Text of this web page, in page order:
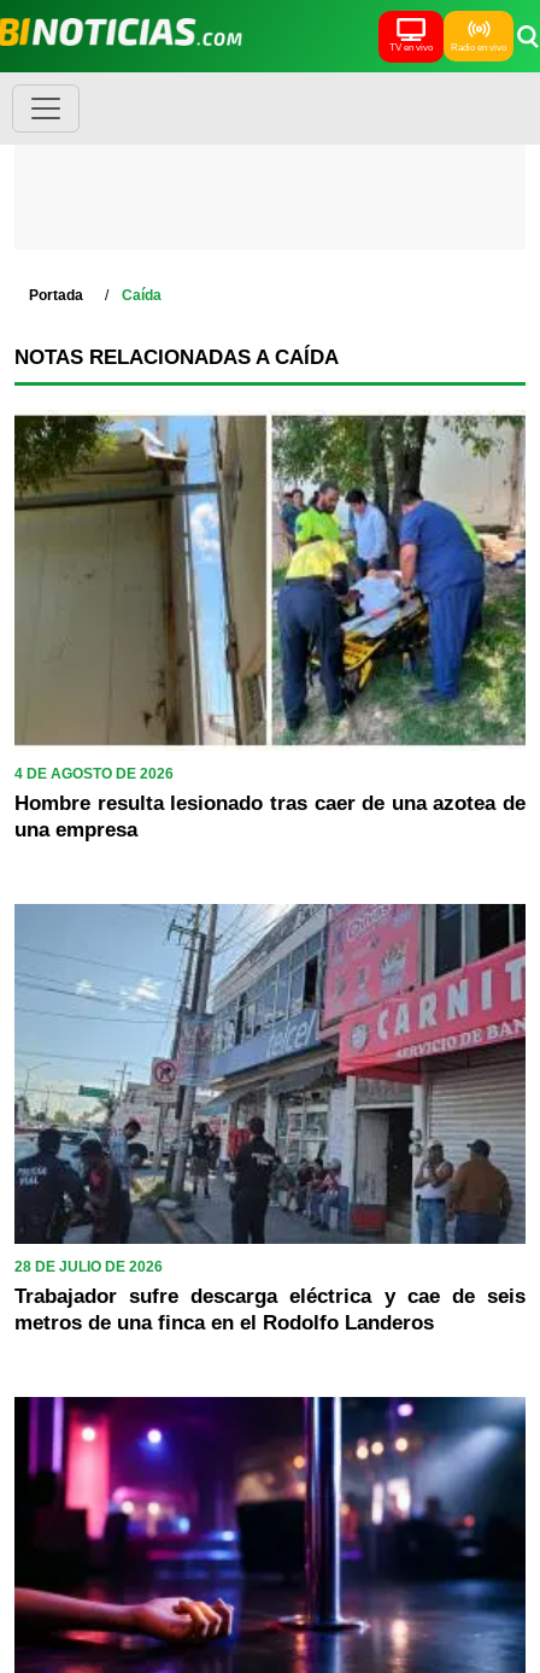
TV en vivo Radio en vivo
Portada Caída
NOTAS RELACIONADAS A CAÍDA
4 DE AGOSTO DE 2026
Hombre resulta lesionado tras caer de una azotea de
una empresa
28 DE JULIO DE 2026
Trabajador sufre descarga eléctrica y cae de seis
metros de una finca en el Rodolfo Landeros